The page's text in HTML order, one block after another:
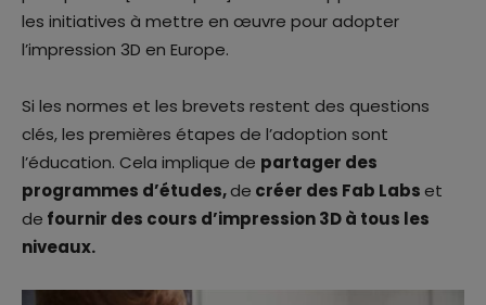
les initiatives à mettre en œuvre pour adopter
l’impression 3D en Europe.
Si les normes et les brevets restent des questions
clés, les premières étapes de l’adoption sont
l’éducation. Cela implique de partager des
programmes d’études,de créer des Fab Labset
de fournir des cours d’impression 3D à tous les
niveaux.